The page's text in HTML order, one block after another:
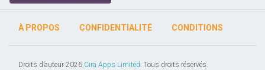
À PROPOS CONFIDENTIALITÉ CONDITIONS
Droits d’auteur 2026 Cira Apps Limited . Tous droits réservés.